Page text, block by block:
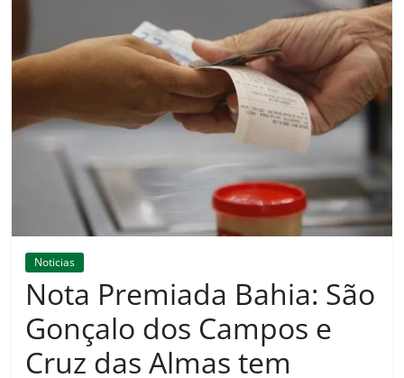
Noticias
Nota Premiada Bahia: São
Gonçalo dos Campos e
Cruz das Almas tem